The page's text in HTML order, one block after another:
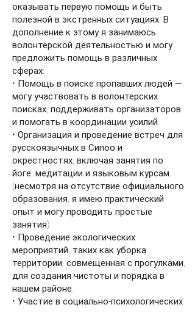
оказывать первую помощь и быть
полезной в экстренных ситуациях. В
дополнение к этому я занимаюсь
волонтерской деятельностью и могу
предложить помощь в различных
сферах:
• Помощь в поиске пропавших людей —
могу участвовать в волонтерских
поисках, поддерживать организаторов
и помогать в координации усилий.
• Организация и проведение встреч для
русскоязычных в Сипоо и
окрестностях, включая занятия по
йоге, медитации и языковым курсам.
(несмотря на отсутствие официального
образования, я имею практический
опыт и могу проводить простые
занятия)
• Проведение экологических
мероприятий, таких как уборка
территории, совмещенная с прогулками,
для создания чистоты и порядка в
нашем районе.
• Участие в социально-психологических